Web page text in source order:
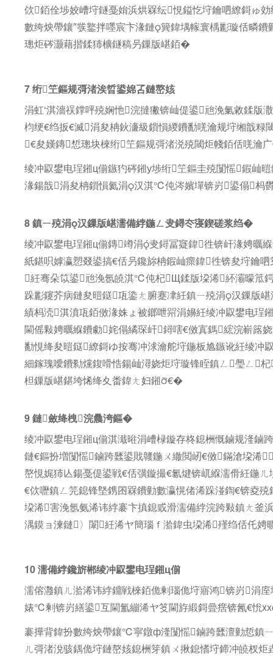
佽銆佺埗姣嶆垨鐩戞姢浜烘槑纭悓鎰忔垨鑰呬繚鎶ゅ
數绔炴帶鑲″彂鐜拌嚜宸卞湪鏈簨鍏堣幏寰楀彲璇佸疄
璁炬硶灏藉揩鍒犻櫎鐩稿叧鏁版嵁銆�
7 绗笁鏂规彁渚涘晢鍙婂叾鏈嶅姟
涓虹‘淇濇祦鐣呯殑娴忚浣撻獙锛屾偍鍙兘浼氭敹鍒版
枃绠€绉扳€滅涓夋柟鈥濓級鎻愪緵鐨勫唴瀹规垨缃戠
€夋嫨鏄惁璁块棶绗笁鏂规彁渚涚殑閾炬帴銆佸唴瀹
绫冲叞鐢电珵鎺ц偂鏃犳硶鎺у埗绗笁鏂圭殑闅愮鍜屾
湪鍚戠涓夋柟鎻愪氦涓汉淇℃伅涔嬪墠锛岃鍙傝杩
8 鎮ㄧ殑涓汉鏁版嵁濡備綍鍦ㄥ叏鐞冭寖鍥磋浆绉�
绫冲叞鐢电珵鎺ц偂鏄竴涓叏鐞冨寲鍏徃锛屽湪娉曞
紙鍖呮嫭瀛愬叕鍙搞€佸叧鑱旀柟鍜屾瘝鍏徃锛夋垨鑰
紝骞朵笖鍙兘浼氬皢淇℃伅杞Щ鍒版垜浠紑灞曚笟
跺彲鑳芥病鏈夋暟鎹瓨鍌ㄤ腑蹇冿紝鎮ㄧ殑涓汉鏁版
績杩涜淇濆瓨銆傚湪姝ょ被鎯呭喌涓嬶紝绫冲叞鐢电珵
閫傜敤娉曞緥鐨勮姹傝繘琛屽鐞嗐€傚寘鎷綋浣嶄簬
勫悓绛夋暟鎹繚鎶ゆ按骞冲浗瀹舵垨鍦板尯鏃讹紝绫
細鎵瑰噯鐨勬爣鍑嗗悎鍚屾潯娆炬垨璇锋眰鎮ㄥ璺ㄥ
柦鏁版嵁鍖垮悕绛夊畨鍏ㄤ妇鎺€�
9 鏈斂绛栧浣曟洿鏂�
绫冲叞鐢电珵鎺ц偂淇濈暀涓嶆椂鏇存柊鎴栦慨鏀规湰
鏈€鏂扮増闅愮鏀跨瓥鍙戝竷鍦ㄨ繖閲屻€傚鏋滄垜浠
嶅悓娓犻亾鍚戞偍鍙戦€佸彉鏇撮€氱煡锛屼緥濡傦紝鍦
€佽嚦鎮ㄥ笎鎴锋墍鎸囨槑鐨勭數瀛愰偖浠跺湴鍧€锛夌
垜浠害浼氬氨浠讳綍褰卞搷鎴戜滑濡備綍浣跨敤鎮ㄤ
湡鏌ョ湅鏈〉闈紝浠ヤ簡瑙ｆ湁鍏虫垜浠殣绉佸仛娉
10 濡備綍鑱旂郴绫冲叞鐢电珵鎺ц偂
濡傛灉鎮ㄦ湁浠讳綍鐤戦棶銆佹剰瑙佹垨寤鸿锛岃涓
婊℃剰锛岃繕鍙互閫氳繃浠ヤ笅閫斿緞鎶曡瘔锛氥€恱
褰撶背鍏扮數绔炴帶鑲℃寜鐓ф湰闅愮鏀跨瓥澶勭悊鎮
ㄦ彁渚涗骇鍝佹垨鏈嶅姟鎴栦笌鎮ㄨ揪鎴愭垨鍗冲皢杈